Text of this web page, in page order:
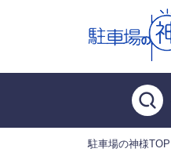
駐車場の神様TOP